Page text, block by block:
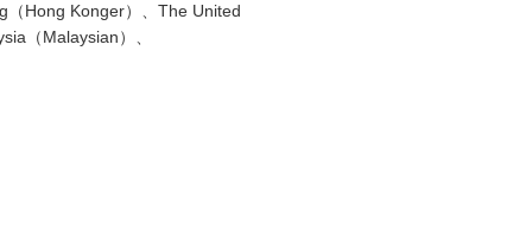
（Hong Konger）、 The United
（Malaysian）、